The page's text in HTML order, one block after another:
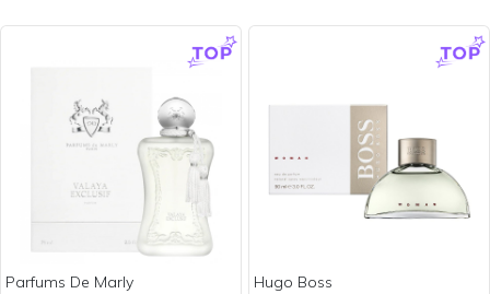
Parfums De Marly Hugo Boss